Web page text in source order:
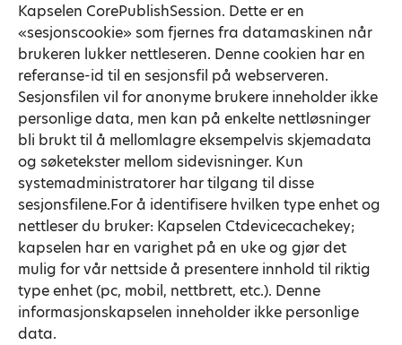
Kapselen CorePublishSession. Dette er en
«sesjonscookie» som fjernes fra datamaskinen når
brukeren lukker nettleseren. Denne cookien har en
referanse-id til en sesjonsfil på webserveren.
Sesjonsfilen vil for anonyme brukere inneholder ikke
personlige data, men kan på enkelte nettløsninger
bli brukt til å mellomlagre eksempelvis skjemadata
og søketekster mellom sidevisninger. Kun
systemadministratorer har tilgang til disse
sesjonsfilene.For å identifisere hvilken type enhet og
nettleser du bruker: Kapselen Ctdevicecachekey;
kapselen har en varighet på en uke og gjør det
mulig for vår nettside å presentere innhold til riktig
type enhet (pc, mobil, nettbrett, etc.). Denne
informasjonskapselen inneholder ikke personlige
data.